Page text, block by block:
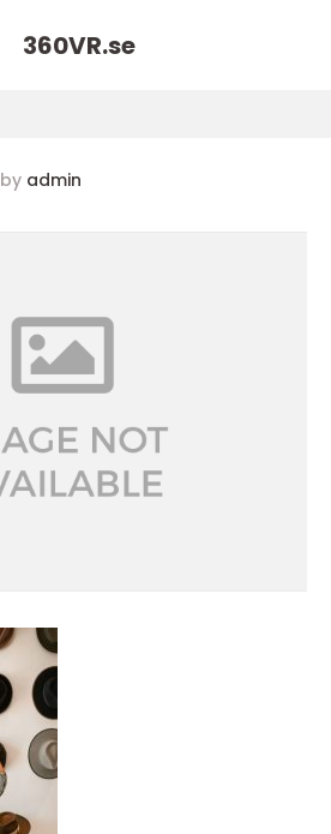
360VR.se
by admin